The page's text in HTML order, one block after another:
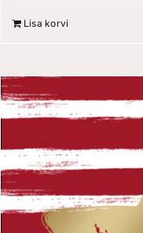
Lisa korvi